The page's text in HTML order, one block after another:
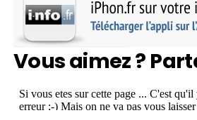
Vous aimez ?